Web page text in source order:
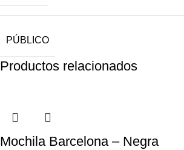
PÚBLICO
Productos relacionados
Mochila Barcelona – Negra